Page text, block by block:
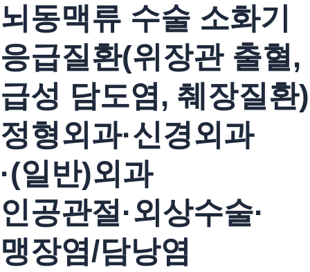
뇌동맥류 수술 소화기
응급질환(위장관 출혈,
급성 담도염, 췌장질환)
정형외과·신경외과
·(일반)외과
인공관절·외상수술·
맹장염/담낭염